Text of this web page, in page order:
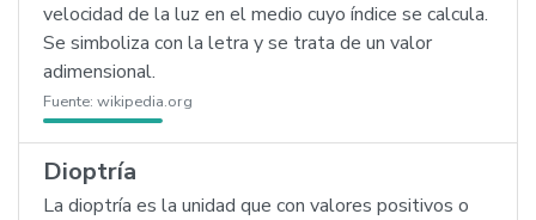
velocidad de la luz en el medio cuyo índice se calcula.
Se simboliza con la letra y se trata de un valor
adimensional.
Fuente: wikipedia.org
Dioptría
La dioptría es la unidad que con valores positivos o